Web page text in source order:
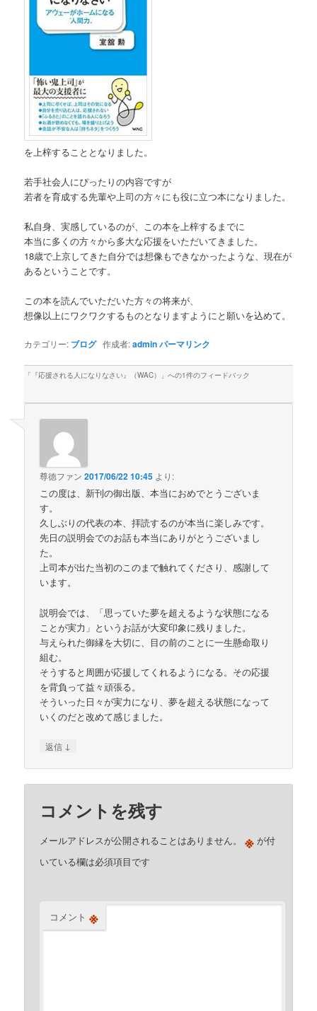
を上梓することとなりました。
若手社会人にぴったりの内容ですが
若者を育成する先輩や上司の方々にも役に立つ本になりました。
私自身、実感しているのが、この本を上梓するまでに
本当に多くの方々から多大な応援をいただいてきました。
18歳で上京してきた自分では想像もできなかったような、現在が
あるということです。
この本を読んでいただいた方々の将来が、
想像以上にワクワクするものとなりますようにと願いを込めて。
カテゴリー: ブログ作成者:adminパーマリンク
「 『応援される人になりなさい』（WAC） 」への1件のフィードバック
尊徳ファン 2017/06/22 10:45 より:
この度は、新刊の御出版、本当におめでとうございま
す。
久しぶりの代表の本、拝読するのが本当に楽しみです。
先日の説明会でのお話も本当にありがとうございまし
た。
上司本が出た当初のこのまで触れてくださり、感謝して
います。
説明会では、「思っていた夢を超えるような状態になる
ことが実力」というお話が大変印象に残りました。
与えられた御縁を大切に、目の前のことに一生懸命取り
組む。
そうすると周囲が応援してくれるようになる。その応援
を背負って益々頑張る。
そういった日々が実力になり、夢を超える状態になって
いくのだと改めて感じました。
返信 ↓
コメントを残す
メールアドレスが公開されることはありません。 ※ が付
いている欄は必須項目です
コメント ※